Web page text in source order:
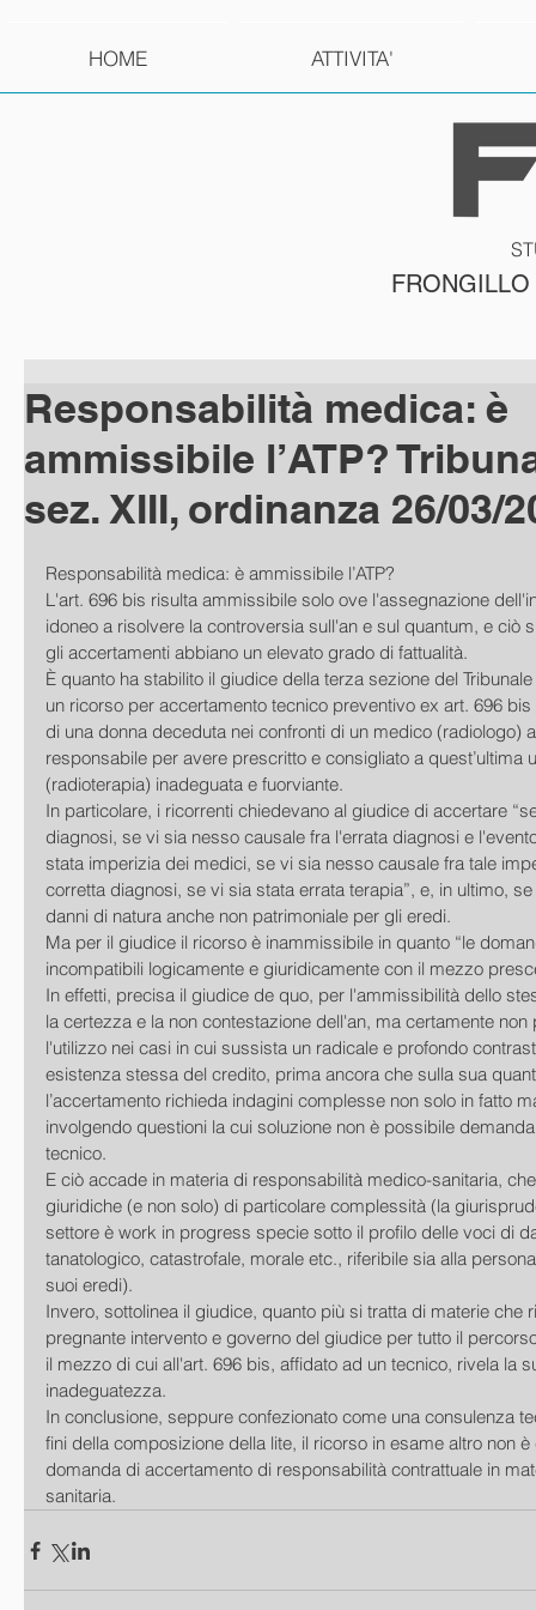
HOME ATTIVITA'
Responsabilità medica: è
ammissibile l’ATP?
sez. XIII, ordinanza 26/03/
Responsabilità medica: è ammissibile l’ATP?
L'art. 696 bis risulta ammissibile solo ove l'assegnazione
idoneo a risolvere la controversia sull'an e sul quantum, e ciò
gli accertamenti abbiano un elevato grado di fattualità.
È quanto ha stabilito il giudice della terza sezione del
un ricorso per accertamento tecnico preventivo ex art. 696
di una donna deceduta nei confronti di un medico (radiologo)
responsabile per avere prescritto e consigliato a quest’ultima
(radioterapia) inadeguata e fuorviante.
In particolare, i ricorrenti chiedevano al giudice di accertare
diagnosi, se vi sia nesso causale fra l'errata diagnosi e
stata imperizia dei medici, se vi sia nesso causale fra tale
corretta diagnosi, se vi sia stata errata terapia”, e, in ultimo,
danni di natura anche non patrimoniale per gli eredi.
Ma per il giudice il ricorso è inammissibile in quanto “le
incompatibili logicamente e giuridicamente con il mezzo
In effetti, precisa il giudice de quo, per l'ammissibilità dello
la certezza e la non contestazione dell'an, ma certamente
l'utilizzo nei casi in cui sussista un radicale e profondo
esistenza stessa del credito, prima ancora che sulla sua
l’accertamento richieda indagini complesse non solo in fatto
involgendo questioni la cui soluzione non è possibile
tecnico.
E ciò accade in materia di responsabilità medico-sanitaria,
giuridiche (e non solo) di particolare complessità (la
settore è work in progress specie sotto il profilo delle voci di
tanatologico, catastrofale, morale etc., riferibile sia alla
suoi eredi).
Invero, sottolinea il giudice, quanto più si tratta di materie che
pregnante intervento e governo del giudice per tutto il
il mezzo di cui all'art. 696 bis, affidato ad un tecnico, rivela la
inadeguatezza.
In conclusione, seppure confezionato come una consulenza
fini della composizione della lite, il ricorso in esame altro non
domanda di accertamento di responsabilità contrattuale in
sanitaria.